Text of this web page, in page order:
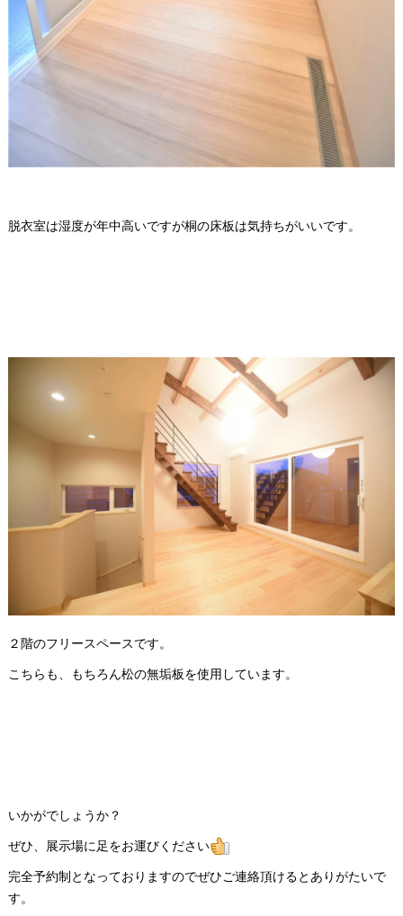
脱衣室は湿度が年中高いですが桐の床板は気持ちがいいです。
２階のフリースペースです。
こちらも、もちろん松の無垢板を使用しています。
いかがでしょうか？
ぜひ、展示場に足をお運びください
完全予約制となっておりますのでぜひご連絡頂けるとありがたいで
す。